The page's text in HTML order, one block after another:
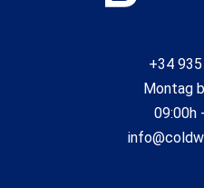
+34
Montag
09:00h